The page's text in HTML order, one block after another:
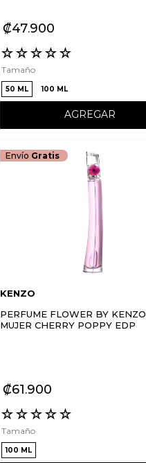
₡47900
☆☆☆☆☆
Tamaño
50 ML 100 ML
AGREGAR
Envío Gratis
KENZO
PERFUME FLOWER BY KENZO
MUJER CHERRY POPPY EDP
₡61 900
☆☆☆☆☆
Tamaño
100 ML